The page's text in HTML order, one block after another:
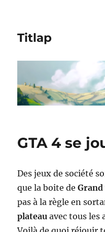
Titlap
GTA 4 se
Des jeux de société
que la boite de
pas à la règle en
plateau avec tous les